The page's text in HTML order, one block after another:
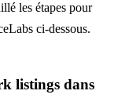
les étapes pour
ci-dessous.
listings dans